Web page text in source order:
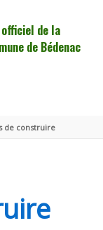
de la
de Bédenac
de construire